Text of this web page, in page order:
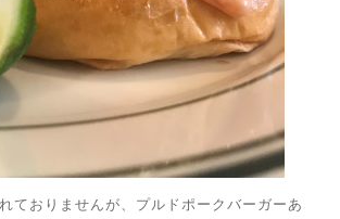
ておりませんが、プルドポークバーガーあ